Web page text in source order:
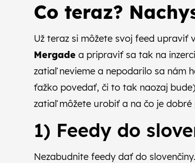
Co teraz?
Už teraz si môžete svoj feed upraviť
Mergade a pripraviť sa tak na
zatiaľ nevieme a nepodarilo sa nám
ťažko povedať, či to tak naozaj
zatiaľ môžete urobiť a na čo je
1) Feedy do
Nezabudnite feedy dať do